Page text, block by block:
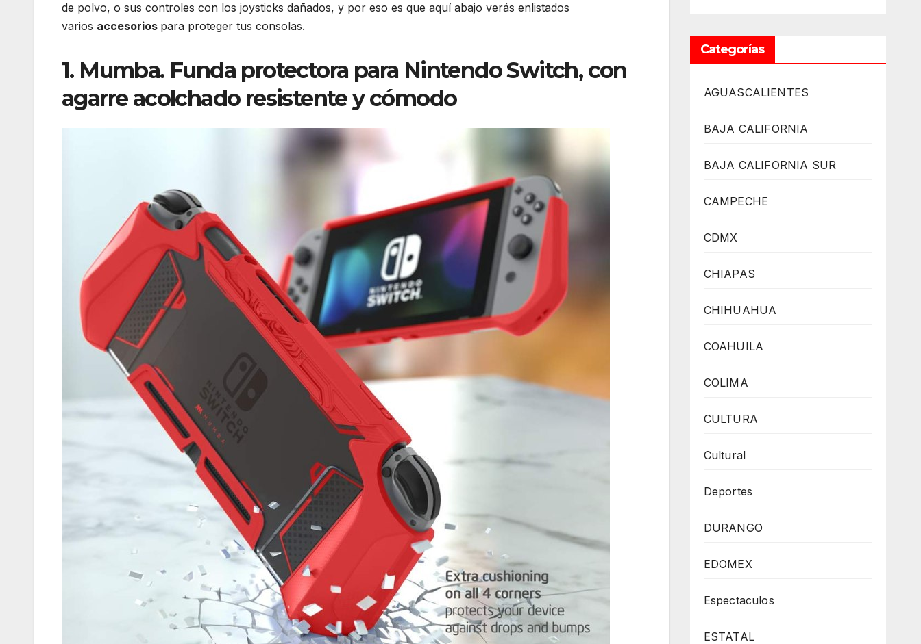
de polvo, o sus controles con los joysticks dañados, y por eso es que aquí abajo verás enlistados
varios accesorios para proteger tus consolas.
1. Mumba. Funda protectora para Nintendo Switch, con
agarre acolchado resistente y cómodo
Categorías
AGUASCALIENTES
BAJA CALIFORNIA
BAJA CALIFORNIA SUR
CAMPECHE
CDMX
CHIAPAS
CHIHUAHUA
COAHUILA
COLIMA
CULTURA
Cultural
Deportes
DURANGO
EDOMEX
Espectaculos
ESTATAL